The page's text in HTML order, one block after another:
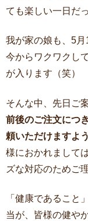
ても楽しい一日だ
我が家の娘も、5月
今からワクワクし
が入ります（笑）
そんな中、先日ご
前後のご注文につ
頼いただけますよう
様におかれまして
ズな対応のためご
「健康であること
当が、皆様の健や